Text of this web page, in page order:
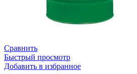
Сравнить
Быстрый просмотр
Добавить в избранное